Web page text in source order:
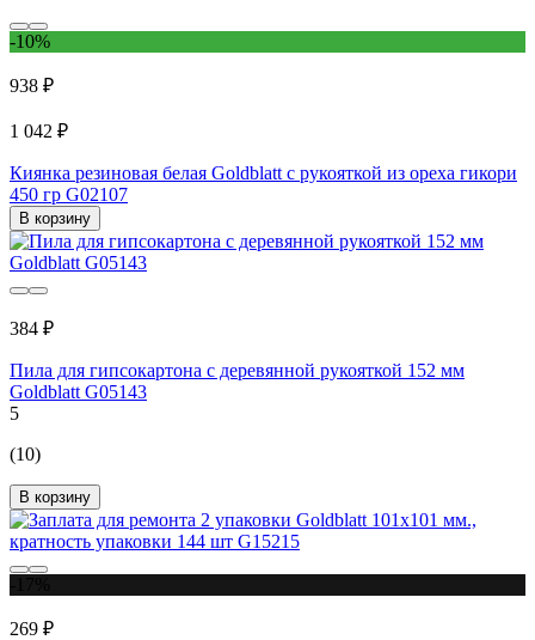
-10%
938 ₽
1 042 ₽
Киянка резиновая белая Goldblatt с рукояткой из ореха гикори
450 гр G02107
В корзину
384 ₽
Пила для гипсокартона с деревянной рукояткой 152 мм
Goldblatt G05143
5
(10)
В корзину
269 ₽